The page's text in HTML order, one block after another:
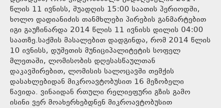
წლის 11 ივნისს, შუადღის 15:00 საათის პერიოდში,
ხოლო დადიანიძის თანმხლები პირების განმარტებით
იგი გაუჩინარდა 2014 წლის 11 ივნისს დილის 04:00
საათზე.საქმის მასალებით დადგინდა, რომ 2014 წლის
10 ივნისს, დუშეთის მუნიციპალიტეტის სოფელ
მლეთაში, ლომისობის დღესასწაულთან
დაკავშირებით, ლომისის სალოცავში თემქის
დასახლებიდან მიკროავტობუსით 16 მეზობელი
წავიდა. ვინაიდან რთული რელიეფური გზის გამო
ისინი ვერ მოახერხებდნენ მიკროავტობუსით